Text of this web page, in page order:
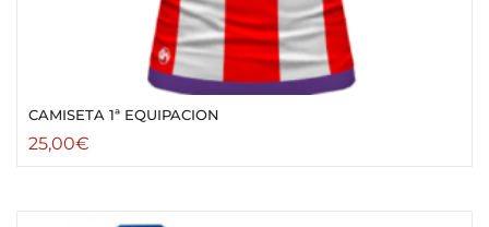
CAMISETA 1ª EQUIPACION
25,00€